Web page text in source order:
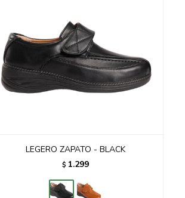
LEGERO ZAPATO - BLACK
$ 1.299